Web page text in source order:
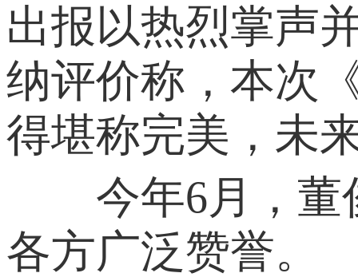
出报以热烈掌声
纳评价称，本次
得堪称完美，未
今年6月，董俊
各方广泛赞誉。